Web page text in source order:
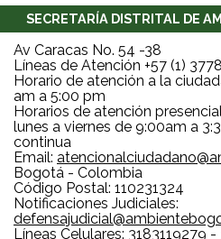
SECRETARÍA DISTRITAL DE
Av Caracas No. 54 -38
Líneas de Atención +57 (1)
Horario de atención a la
am a 5:00 pm
Horarios de atención
lunes a viernes de 9:00am a
continua
Email:
Bogotá - Colombia
Código Postal: 110231324
Notificaciones Judiciales:
Líneas Celulares: 3183119279